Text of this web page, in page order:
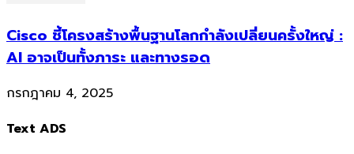
Cisco ชี้โครงสร้างพื้นฐานโลกกำลังเปลี่ยนครั้งใหญ่ :
AI อาจเป็นทั้งภาระ และทางรอด
กรกฎาคม 4, 2025
Text ADS